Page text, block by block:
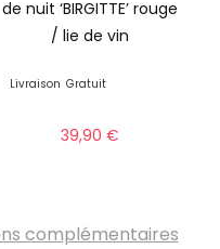
de nuit ‘BIRGITTE’ rouge
/ lie de vin
Livraison Gratuit
39,90€
complémentaires